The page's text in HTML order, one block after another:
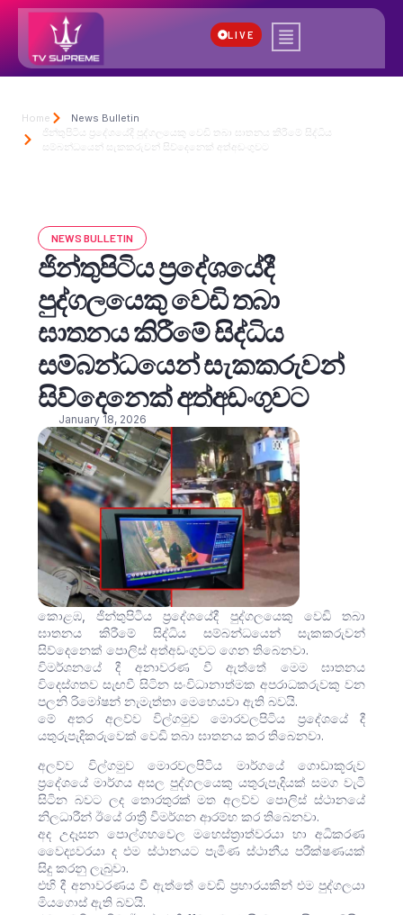
LIVE
Home
News Bulletin
ජින්තුපිටිය ප්‍රදේශයේදී පුද්ගලයෙකු වෙඩි තබා ඝාතනය කිරීමේ සිද්ධිය
සම්බන්ධයෙන් සැකකරුවන් සිව්දෙනෙක් අත්අඩංගුවට
NEWS BULLETIN
ජින්තුපිටිය ප්‍රදේශයේදී
පුද්ගලයෙකු වෙඩි තබා
ඝාතනය කිරීමේ සිද්ධිය
සම්බන්ධයෙන් සැකකරුවන්
සිව්දෙනෙක් අත්අඩංගුවට
January 18, 2026
කොළඹ, ජින්තුපිටිය ප්‍රදේශයේදී පුද්ගලයෙකු වෙඩි තබා
ඝාතනය කිරීමේ සිද්ධිය සම්බන්ධයෙන් සැකකරුවන්
සිව්දෙනෙක් පොලිස් අත්අඩංගුවට ගෙන තිබෙනවා.
විමර්ශනයේ දී අනාවරණ වී ඇත්තේ මෙම ඝාතනය
විදෙස්ගතව සැඟවී සිටින සංවිධානාත්මක අපරාධකරුවකු වන
පලනි රිමෝෂන් නැමැත්තා මෙහෙයවා ඇති බවයි.
මේ අතර අලව්ව විල්ගමුව මොරවලපිටිය ප්‍රදේශයේ දී
යතුරුපැදිකරුවෙක් වෙඩි තබා ඝාතනය කර තිබෙනවා.
අලව්ව විල්ගමුව මොරවලපිටිය මාර්ගයේ ගොඩාකූරුව
ප්‍රදේශයේ මාර්ගය අසල පුද්ගලයෙකු යතුරුපැදියක් සමග වැටී
සිටින බවට ලද තොරතුරක් මත අලව්ව පොලිස් ස්ථානයේ
නිලධාරීන් ඊයේ රාත්‍රී විමර්ශන ආරම්භ කර තිබෙනවා.
අද උදෑසන පොල්ගහවෙල මහෙස්ත්‍රාත්වරයා හා අධිකරණ
වෛද්‍යවරයා ද එම ස්ථානයට පැමිණ ස්ථානීය පරීක්ෂණයක්
සිදු කරනු ලැබුවා.
එහි දී අනාවරණය වී ඇත්තේ වෙඩි ප්‍රහාරයකින් එම පුද්ගලයා
මියගොස් ඇති බවයි.